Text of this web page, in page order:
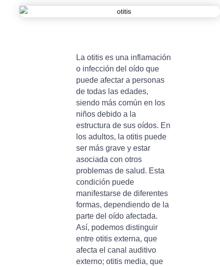
La otitis es una inflamación
o infección del oído que
puede afectar a personas
de todas las edades,
siendo más común en los
niños debido a la
estructura de sus oídos. En
los adultos, la otitis puede
ser más grave y estar
asociada con otros
problemas de salud. Esta
condición puede
manifestarse de diferentes
formas, dependiendo de la
parte del oído afectada.
Así, podemos distinguir
entre otitis externa, que
afecta el canal auditivo
externo; otitis media, que